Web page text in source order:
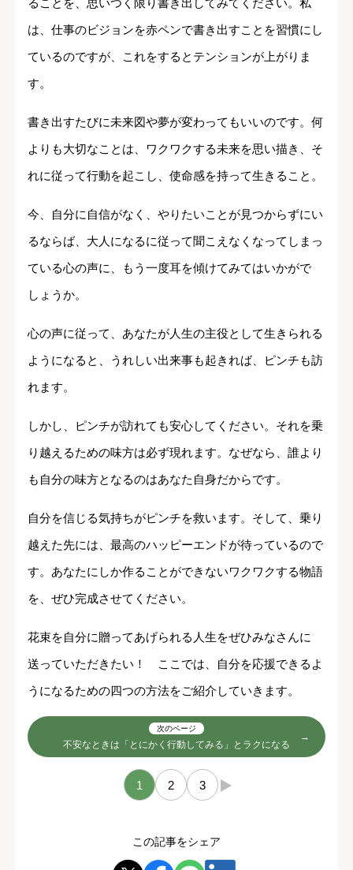
ることを、思いつく限り書き出してみてください。私
は、仕事のビジョンを赤ペンで書き出すことを習慣にし
ているのですが、これをするとテンションが上がりま
す。
書き出すたびに未来図や夢が変わってもいいのです。何
よりも大切なことは、ワクワクする未来を思い描き、そ
れに従って行動を起こし、使命感を持って生きること。
今、自分に自信がなく、やりたいことが見つからずにい
るならば、大人になるに従って聞こえなくなってしまっ
ている心の声に、もう一度耳を傾けてみてはいかがで
しょうか。
心の声に従って、あなたが人生の主役として生きられる
ようになると、うれしい出来事も起きれば、ピンチも訪
れます。
しかし、ピンチが訪れても安心してください。それを乗
り越えるための味方は必ず現れます。なぜなら、誰より
も自分の味方となるのはあなた自身だからです。
自分を信じる気持ちがピンチを救います。そして、乗り
越えた先には、最高のハッピーエンドが待っているので
す。あなたにしか作ることができないワクワクする物語
を、ぜひ完成させてください。
花束を自分に贈ってあげられる人生をぜひみなさんに
送っていただきたい！ ここでは、自分を応援できるよ
うになるための四つの方法をご紹介していきます。
次のページ
不安なときは「とにかく行動してみる」とラクになる
1 2 3 →
この記事をシェア